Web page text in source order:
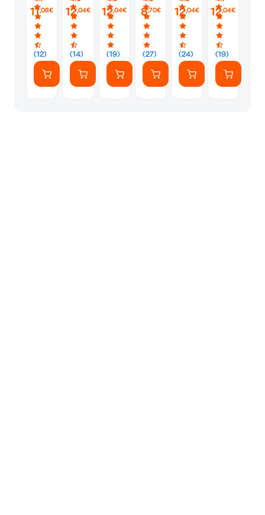
(12)
11,08€
(14)
12,04€
(19)
12,04€
(27)
8,70€
(24)
12,04€
(19)
12,04€